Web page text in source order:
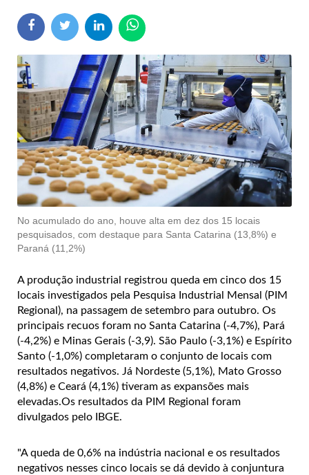
No acumulado do ano, houve alta em dez dos 15 locais
pesquisados, com destaque para Santa Catarina (13,8%) e
Paraná (11,2%)
A produção industrial registrou queda em cinco dos 15
locais investigados pela Pesquisa Industrial Mensal (PIM
Regional), na passagem de setembro para outubro. Os
principais recuos foram no Santa Catarina (-4,7%), Pará
(-4,2%) e Minas Gerais (-3,9). São Paulo (-3,1%) e Espírito
Santo (-1,0%) completaram o conjunto de locais com
resultados negativos. Já Nordeste (5,1%), Mato Grosso
(4,8%) e Ceará (4,1%) tiveram as expansões mais
elevadas.Os resultados da PIM Regional foram
divulgados pelo IBGE.
"A queda de 0,6% na indústria nacional e os resultados
negativos nesses cinco locais se dá devido à conjuntura